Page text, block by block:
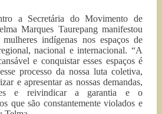
a Secretária do Movimento de
Marques Taurepang manifestou
indígenas nos espaços de
nacional e internacional. “A
e conquistar esses espaços é
processo da nossa luta coletiva,
e apresentar as nossas demandas,
e reivindicar a garantia e o
que são constantemente violados e